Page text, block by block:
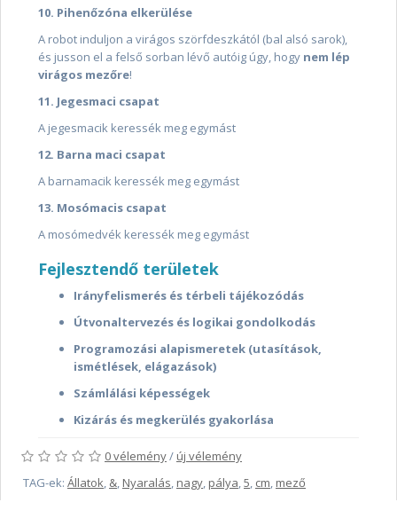
10. Pihenőzóna elkerülése
A robot induljon a virágos szörfdeszkától (bal alsó sarok),
és jusson el a felső sorban lévő autóig úgy, hogy nem lép
virágos mezőre!
11. Jegesmaci csapat
A jegesmacik keressék meg egymást
12. Barna maci csapat
A barnamacik keressék meg egymást
13. Mosómacis csapat
A mosómedvék keressék meg egymást
Fejlesztendő területek
Irányfelismerés és térbeli tájékozódás
Útvonaltervezés és logikai gondolkodás
Programozási alapismeretek (utasítások,
ismétlések, elágazások)
Számlálási képességek
Kizárás és megkerülés gyakorlása
0 vélemény/ új vélemény
TAG-ek: Állatok, &, Nyaralás, nagy, pálya,5, cm, mező